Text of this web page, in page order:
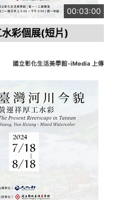
00:03:00
彩個展(短片)
國立彰化生活美學館-iMedia 上傳